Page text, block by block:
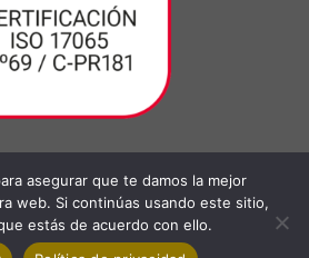
asegurar que te damos la mejor
web. Si continúas usando este sitio,
estás de acuerdo con ello.